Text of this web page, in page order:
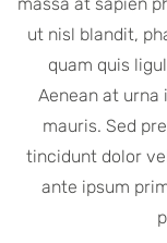
ut nisl blandit,
quam quis
Aenean at
mauris. Sed
tincidunt dolor
ante ipsum